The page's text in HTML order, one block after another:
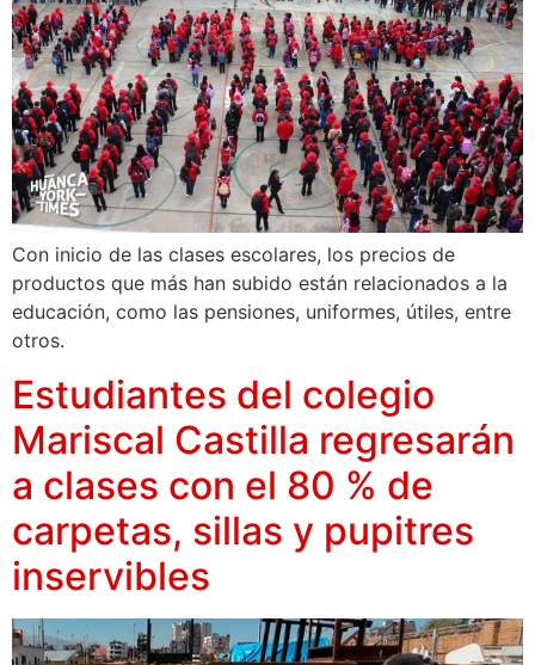
Con inicio de las clases escolares, los precios de
productos que más han subido están relacionados a la
educación, como las pensiones, uniformes, útiles, entre
otros.
Estudiantes del colegio
Mariscal Castilla regresarán
a clases con el 80 % de
carpetas, sillas y pupitres
inservibles